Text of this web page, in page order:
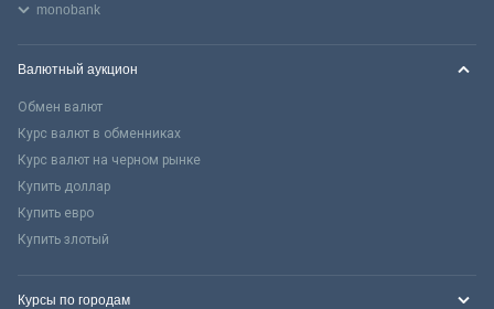
monobank
Валютный аукцион
Обмен валют
Курс валют в обменниках
Курс валют на черном рынке
Купить доллар
Купить евро
Купить злотый
Курсы по городам